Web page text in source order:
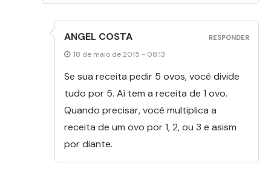
ANGEL COSTA
18 de maio de 2015 - 08:13
Se sua receita pedir 5 ovos, você divide
tudo por 5. Aí tem a receita de 1 ovo.
Quando precisar, você multiplica a
receita de um ovo por 1, 2, ou 3 e asism
por diante.
RESPONDER